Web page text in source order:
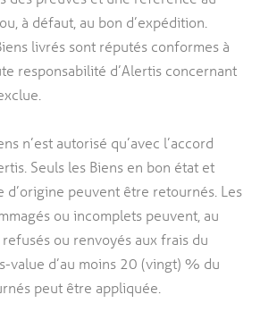
à défaut, au bon d’expédition.
livrés sont réputés conformes à
responsabilité d’Alertis concernant
n’est autorisé qu’avec l’accord
Seuls les Biens en bon état et
d’origine peuvent être retournés. Les
ou incomplets peuvent, au
ou renvoyés aux frais du
value d’au moins 20 (vingt) % du
peut être appliquée.